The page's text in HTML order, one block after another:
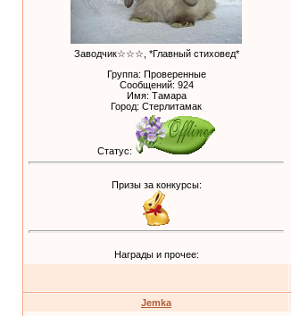
Заводчик☆☆☆, *Главный стиховед*
Группа: Проверенные
Сообщений: 924
Имя: Тамара
Город: Стерлитамак
Статус:
Призы за конкурсы:
Награды и прочее:
Jemka